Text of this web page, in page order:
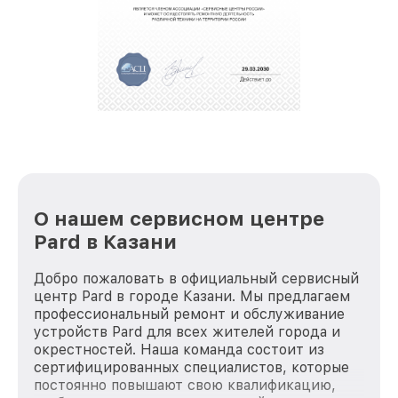
За годы своей деятельности мы получали только
репутацию. Мы постоянно совершенствуемся и
стараемся каждый день делать наш сервис еще
О нашем сервисном центре
Pard в Казани
Добро пожаловать в официальный сервисный
центр Pard в городе Казани. Мы предлагаем
профессиональный ремонт и обслуживание
устройств Pard для всех жителей города и
окрестностей. Наша команда состоит из
сертифицированных специалистов, которые
постоянно повышают свою квалификацию,